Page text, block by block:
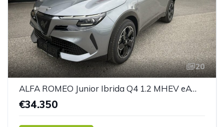
20
ALFA ROMEO Junior Ibrida Q4 1.2 MHEV eAWD e-DCT6
€34.350